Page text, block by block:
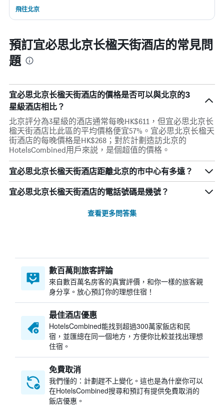
飛往北京
預訂宜必思北京长楹天街酒店的常見問
題
宜必思北京长楹天街酒店的價格是否可以與北京的3
星級酒店相比？
北京評分為3星級的酒店通常每晚HK$611，但宜必思北京长
楹天街酒店比此區的平均價格便宜57%。宜必思北京长楹天
街酒店的每晚價格是HK$268；對於計劃造訪北京的
HotelsCombined用戶來説，是個超值的價格。
宜必思北京长楹天街酒店距離北京的市中心有多遠？
宜必思北京长楹天街酒店的電話號碼是幾號？
查看更多問答集
數百萬則旅客評論
來自數百萬名房客的真實評價，和你一樣的旅客親
身分享。放心預訂你的理想住宿！
最佳酒店優惠
HotelsCombined​能找到超過300萬家飯店和民
宿，並匯總在同一個地方，方便你比較並找出理想
住宿。
免費取消
我們懂的：計劃趕不上變化。這也是為什麼你可以
在HotelsCombined搜尋和預訂有提供免費取消的
飯店優惠。